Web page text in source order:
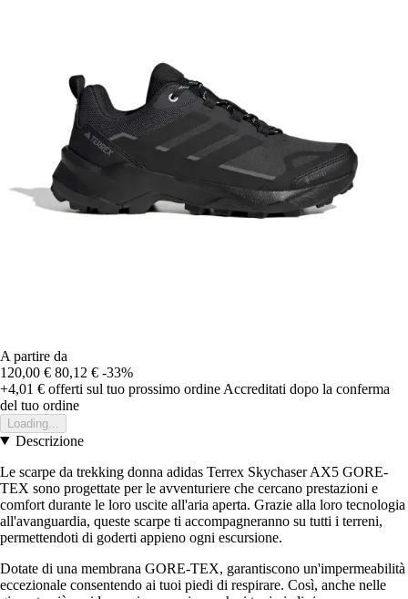
A partire da
120,00 € 80,12 € -33%
+4,01 € offerti sul tuo prossimo ordine Accreditati dopo la conferma
del tuo ordine
Loading...
Descrizione
Le scarpe da trekking donna adidas Terrex Skychaser AX5 GORE-
TEX sono progettate per le avventuriere che cercano prestazioni e
comfort durante le loro uscite all'aria aperta. Grazie alla loro tecnologia
all'avanguardia, queste scarpe ti accompagneranno su tutti i terreni,
permettendoti di goderti appieno ogni escursione.
Dotate di una membrana GORE-TEX, garantiscono un'impermeabilità
eccezionale consentendo ai tuoi piedi di respirare. Così, anche nelle